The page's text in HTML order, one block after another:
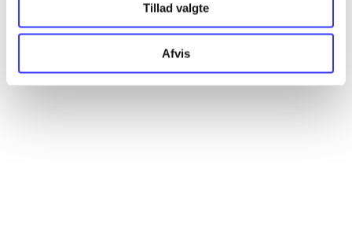
Tillad valgte
Afvis
Artikler
Alle registrerede artikler fordelt på udgivelser